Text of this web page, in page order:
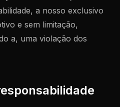
a nosso exclusivo
e sem limitação,
a, uma violação dos